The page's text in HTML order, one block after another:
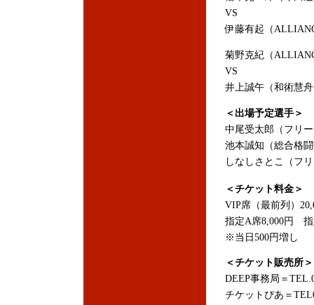
VS
伊藤有起（
菊野克紀（
VS
井上誠午（和術慧
＜出場予定選手＞
中尾受太郎（フリ
池本誠知（総合格
しなしさとこ（フ
＜チケット料金＞
VIP席（最前列）
指定A席8,000円 指
※当日500円増し
＜チケット販売所＞
DEEP事務局＝
チケットぴあ＝